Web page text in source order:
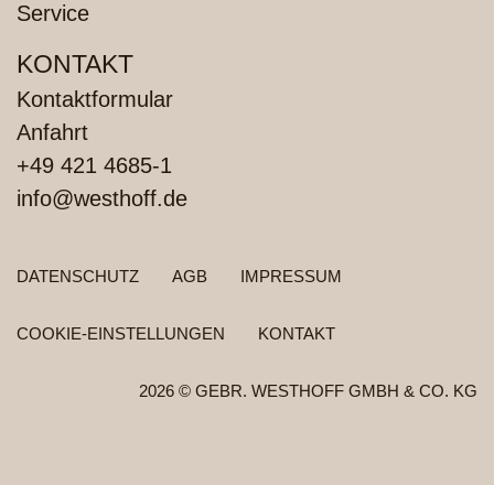
Service
KONTAKT
Kontaktformular
Anfahrt
+49 421 4685-1
info@westhoff.de
DATENSCHUTZ AGB IMPRESSUM
COOKIE-EINSTELLUNGEN KONTAKT
2026 © GEBR. WESTHOFF GMBH & CO. KG